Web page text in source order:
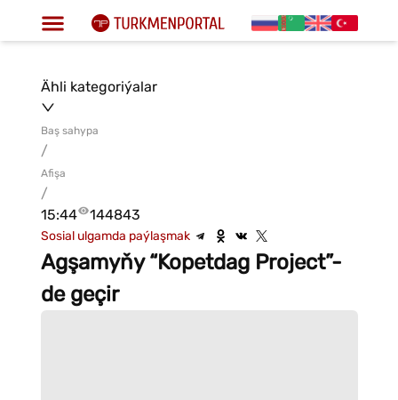
Ähli kategoriýalar
Baş sahypa
/
Afişa
/
15:44
144843
Sosial ulgamda paýlaşmak
Agşamyňy “Kopetdag Project”-
de geçir